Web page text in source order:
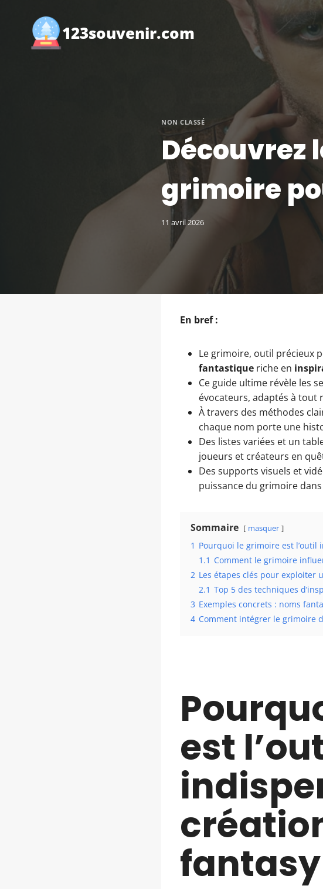
contenu
123souvenir.com
NON CLASSÉ
Découvrez
grimoire
11 avril 2026
En bref :
Le grimoire, outil précieux
fantastique riche en
Ce guide ultime révèle les
évocateurs, adaptés à tout
À travers des méthodes
chaque nom porte une
Des listes variées et un
joueurs et créateurs en
Des supports visuels et
puissance du grimoire
Sommaire masquer
1 Pourquoi le grimoire est
1.1 Comment le grimoire
2 Les étapes clés pour exploiter
2.1 Top 5 des techniques
3 Exemples concrets : noms
4 Comment intégrer le grimoire
est
fantasy